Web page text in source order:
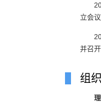
立会
并召
组